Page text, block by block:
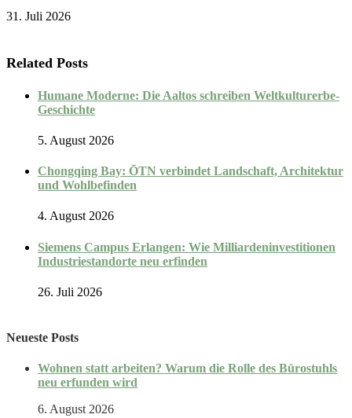
31. Juli 2026
Related Posts
Humane Moderne: Die Aaltos schreiben Weltkulturerbe-
Geschichte
5. August 2026
Chongqing Bay: ŌTN verbindet Landschaft, Architektur
und Wohlbefinden
4. August 2026
Siemens Campus Erlangen: Wie Milliardeninvestitionen
Industriestandorte neu erfinden
26. Juli 2026
Neueste Posts
Wohnen statt arbeiten? Warum die Rolle des Bürostuhls
neu erfunden wird
6. August 2026